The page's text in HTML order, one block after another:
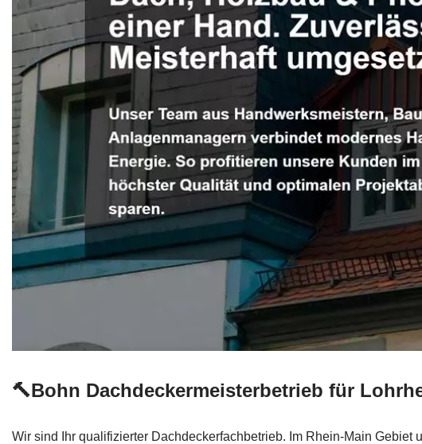
🔨Bohn Dachdeckermeisterbetrieb für
Wir sind Ihr qualifizierter Dachdeckerfachbetrieb. Im Rhein-Main